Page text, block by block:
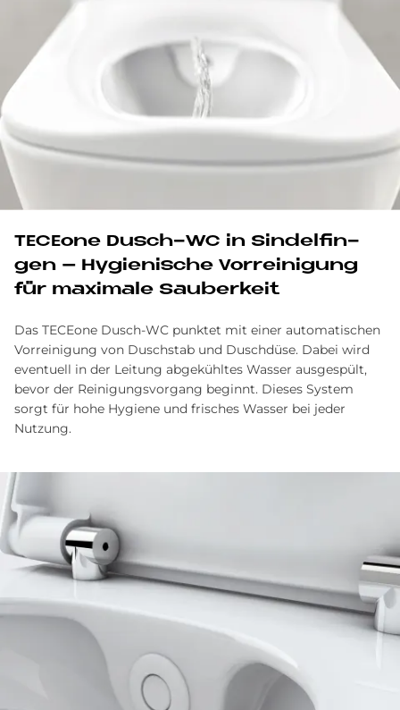
TE­CE­o­ne Dusch-WC in Sin­del­fin­
gen – Hy­gie­ni­sche Vor­rei­ni­gung
für ma­xi­ma­le Sau­ber­keit
Das TECEone Dusch-WC punktet mit einer automatischen
Vorreinigung von Duschstab und Duschdüse. Dabei wird
eventuell in der Leitung abgekühltes Wasser ausgespült,
bevor der Reinigungsvorgang beginnt. Dieses System
sorgt für hohe Hygiene und frisches Wasser bei jeder
Nutzung.